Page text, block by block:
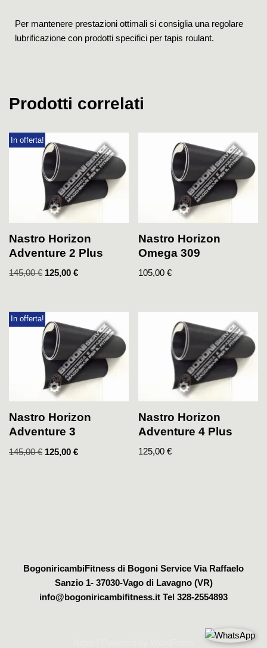
Per mantenere prestazioni ottimali si consiglia una regolare
lubrificazione con prodotti specifici per tapis roulant.
Prodotti correlati
In offerta!
Nastro Horizon
Adventure 2 Plus
145,00€ 125,00 €
Nastro Horizon
Omega 309
105,00€
In offerta!
Nastro Horizon
Adventure 3
145,00€ 125,00 €
Nastro Horizon
Adventure 4 Plus
125,00€
BogoniricambiFitness di Bogoni Service Via Raffaelo
Sanzio 1- 37030-Vago di Lavagno (VR)
info@bogoniricambifitness.it Tel 328-2554893